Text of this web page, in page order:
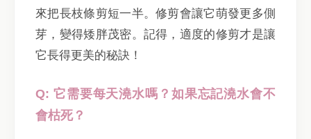
來把長枝條剪短一半。修剪會讓它萌發更多側
芽，變得矮胖茂密。記得，適度的修剪才是讓
它長得更美的秘訣！
Q: 它需要每天澆水嗎？如果忘記澆水會不
會枯死？